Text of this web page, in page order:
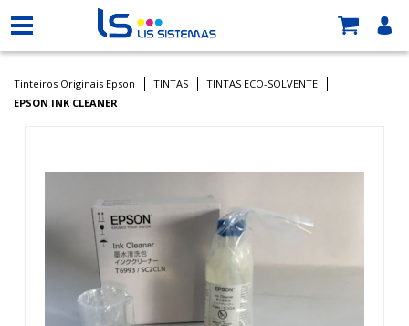
Tinteiros Originais Epson TINTAS
TINTAS ECO-SOLVENTE
EPSON INK CLEANER